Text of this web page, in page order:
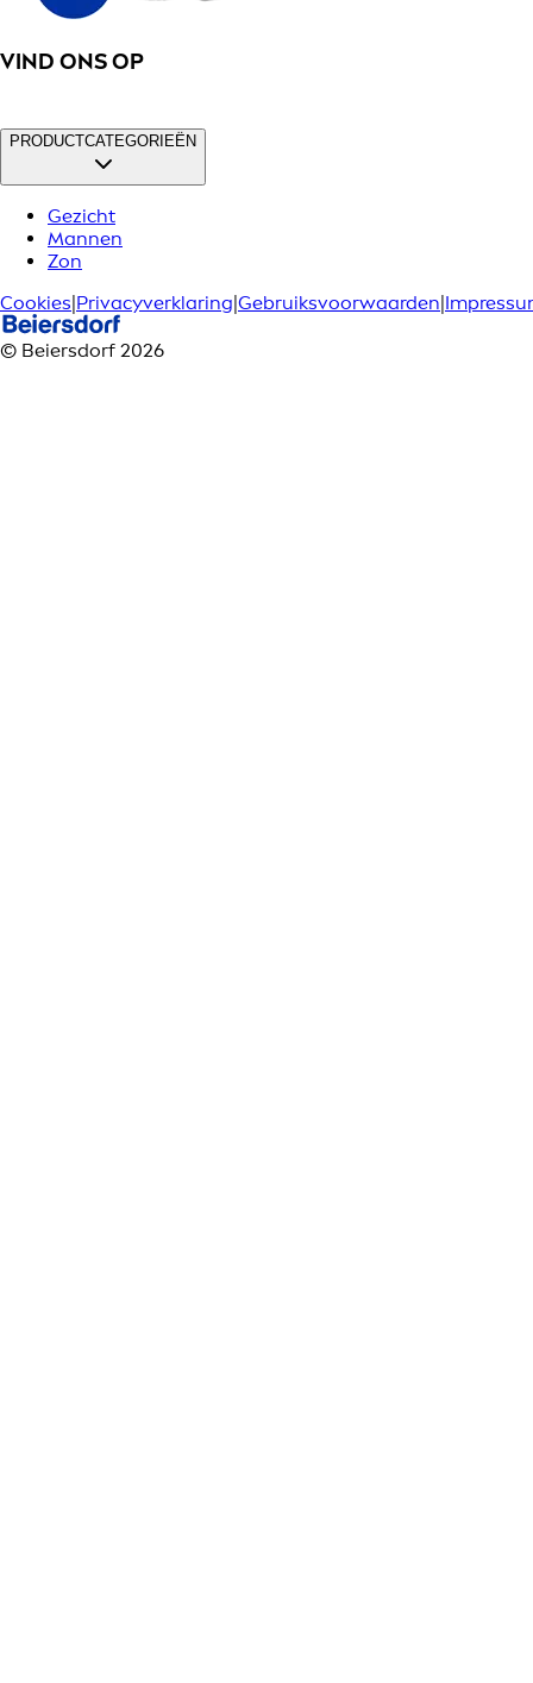
VIND ONS OP
PRODUCTCATEGORIEËN
Gezicht
Mannen
Zon
Cookies|Privacyverklaring|Gebruiksvoorwaarden|
© Beiersdorf 2026